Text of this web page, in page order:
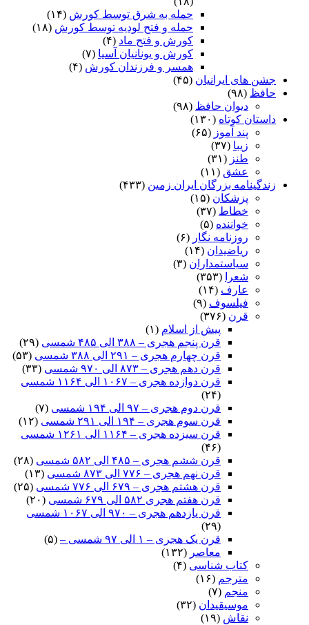
حمله به شرق توسط کورش (۱۴)
حمله و فتح لودیه توسط کورش (۱۸)
کورش و فتح ماد (۴)
کورش و یونانیان آسیا (۷)
همسر و فرزندان کورش (۴)
جشن های ایرانیان (۴۵)
حافظ (۹۸)
دیوان حافظ (۹۸)
داستان کوتاه (۱۳۰)
پند آموز (۶۵)
زیبا (۳۷)
طنز (۳۱)
عشق (۱۱)
زندگینامه بزرگان ایران زمین (۴۳۳)
پزشکان (۱۵)
خطاط (۳۷)
خواننده (۵)
روزنامه نگار (۶)
ریاضیدان (۱۴)
سیاستمداران (۳)
شعرا
(۳۵۳)
عارف (۱۴)
فیلسوف (۹)
قرن (۳۷۶)
پیش از اسلام (۱)
قرن پنجم هجری – ۳۸۸ الی ۴۸۵ شمسی
(۲۹)
قرن چهارم هجری – ۲۹۱ الی ۳۸۸ شمسی
(۵۳)
قرن دهم هجری – ۸۷۳ الی ۹۷۰ شمسی
(۳۳)
قرن دوازده هجری – ۱۰۶۷ الی ۱۱۶۴ شمسی
(۲۴)
قرن دوم هجری – ۹۷ الی ۱۹۴ شمسی
(۷)
قرن سوم هجری – ۱۹۴ الی ۲۹۱ شمسی
(۱۲)
قرن سیزده هجری – ۱۱۶۴ الی ۱۲۶۱ شمسی
(۴۶)
قرن ششم هجری – ۴۸۵ الی ۵۸۲ شمسی
(۲۸)
قرن نهم هجری – ۷۷۶ الی ۸۷۳ شمسی
(۱۳)
قرن هشتم هجری – ۶۷۹ الی ۷۷۶ شمسی
(۲۵)
قرن هفتم هجری ۵۸۲ الی ۶۷۹ شمسی
(۲۰)
قرن یازدهم هجری – ۹۷۰ الی ۱۰۶۷ شمسی
(۲۹)
قرن یک هجری – ۱ الی ۹۷ شمسی –
(۵)
معاصر (۱۳۲)
کتاب شناسی (۴)
مترجم (۱۶)
منجم (۷)
موسیقیدان (۳۲)
نقاش (۱۹)